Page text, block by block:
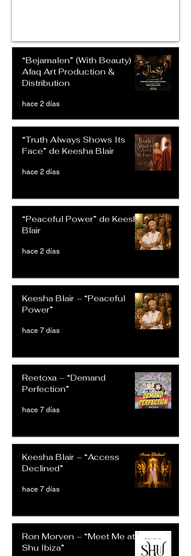
“Bejamalen” (With Beauty) –
Afaq Art Production &
Distribution
hace 2 días
“Truth Always Shows Its
Face” de Keesha Blair
hace 2 días
“Peaceful Power” de Keesha
Blair
hace 2 días
Keesha Blair – “Peaceful
Power”
hace 7 días
Reetoxa – “Demand
Perfection”
hace 7 días
Keesha Blair – “Access
Declined”
hace 7 días
Ron Morven – “Meet Me at
Shu Ibiza”